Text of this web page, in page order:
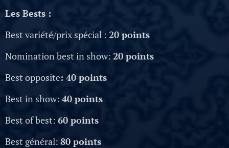
Les Bests :
Best variété/prix spécial : 20 points
Nomination best in show: 20 points
Best opposite: 40 points
Best in show: 40 points
Best of best: 60 points
Best général: 80 points